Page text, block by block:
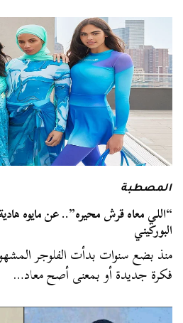
المصطبة
“اللي معاه قرش محيره”.. عن مايوه
البوركيني
منذ بضع سنوات بدأت الفلوجر
فكرة جديدة أو بمعنى أصح معاد…